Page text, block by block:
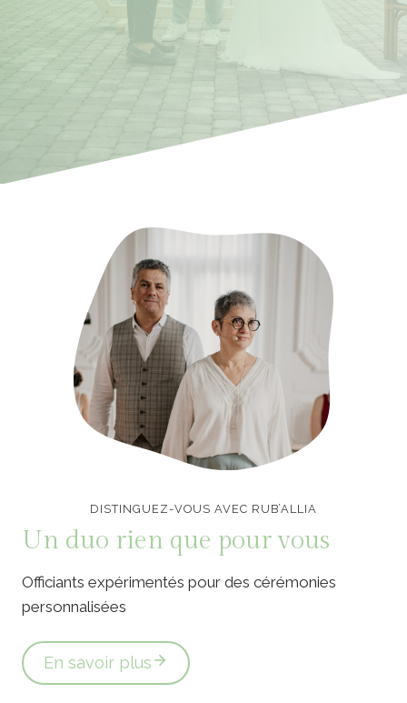
DISTINGUEZ-VOUS AVEC RUB’ALLIA
Un duo rien que pour vous
Officiants expérimentés pour des cérémonies
personnalisées
En savoir plus